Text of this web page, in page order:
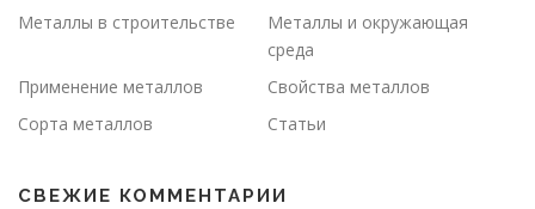
Металлы в строительстве
Металлы и окружающая
среда
Применение металлов
Свойства металлов
Сорта металлов
Статьи
СВЕЖИЕ КОММЕНТАРИИ